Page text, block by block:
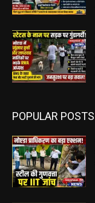
POPULAR POSTS